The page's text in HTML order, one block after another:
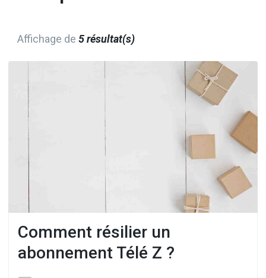
Affichage de 5 résultat(s)
Comment résilier un
abonnement Télé Z ?